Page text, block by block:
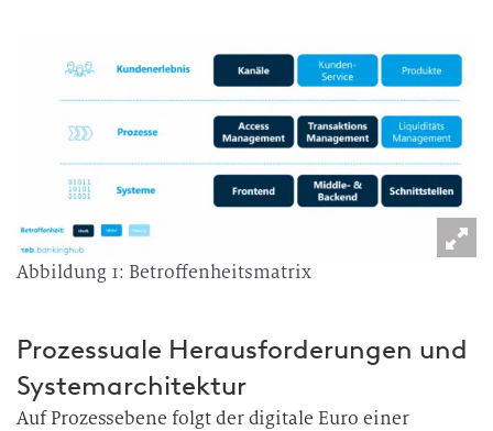
Abbildung 1: Betroffenheitsmatrix
Prozessuale Herausforderungen und
Systemarchitektur
Auf Prozessebene folgt der digitale Euro einer